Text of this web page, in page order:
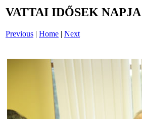
VATTAI IDŐSEK
Previous | Home | Next